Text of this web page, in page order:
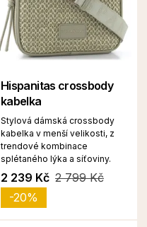
Hispanitas crossbody
kabelka
Stylová dámská crossbody
kabelka v menší velikosti, z
trendové kombinace
splétaného lýka a síťoviny.
2 239 Kč 2 799 Kč
-20%